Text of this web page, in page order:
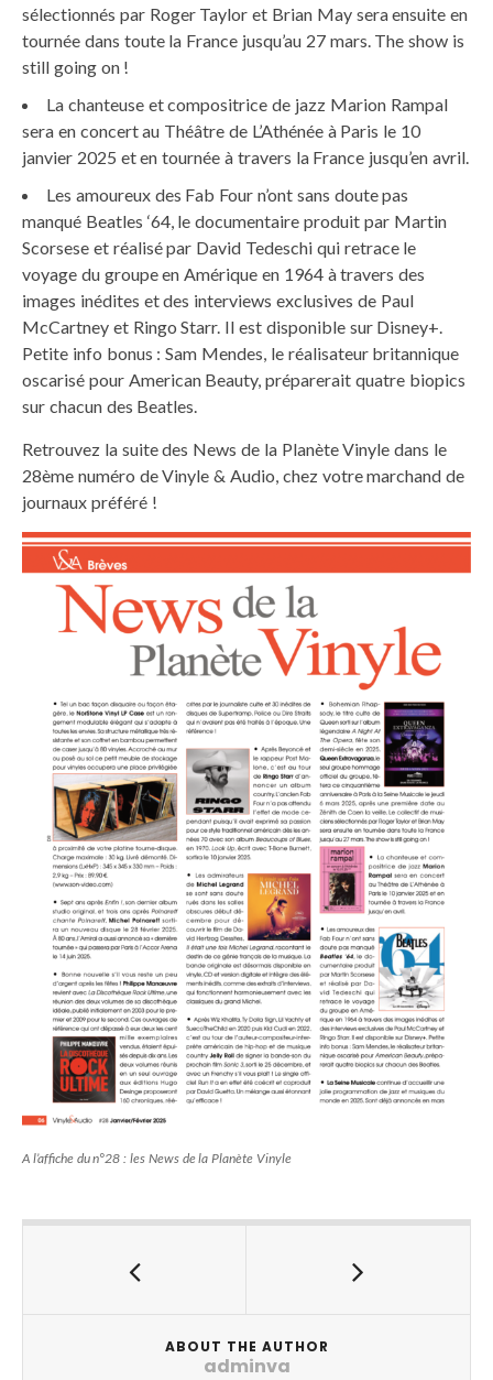
sélectionnés par Roger Taylor et Brian May sera ensuite en
tournée dans toute la France jusqu’au 27 mars. The show is
still going on !
La chanteuse et compositrice de jazz Marion Rampal
sera en concert au Théâtre de L’Athénée à Paris le 10
janvier 2025 et en tournée à travers la France jusqu’en avril.
Les amoureux des Fab Four n’ont sans doute pas
manqué Beatles ‘64, le documentaire produit par Martin
Scorsese et réalisé par David Tedeschi qui retrace le
voyage du groupe en Amérique en 1964 à travers des
images inédites et des interviews exclusives de Paul
McCartney et Ringo Starr. Il est disponible sur Disney+.
Petite info bonus : Sam Mendes, le réalisateur britannique
oscarisé pour American Beauty, préparerait quatre biopics
sur chacun des Beatles.
Retrouvez la suite des News de la Planète Vinyle dans le
28ème numéro de Vinyle & Audio, chez votre marchand de
journaux préféré !
A l’affiche du n°28 : les News de la Planète Vinyle
ABOUT THE AUTHOR
adminva